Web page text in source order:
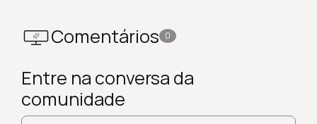
Comentários 0
Entre na conversa da
comunidade